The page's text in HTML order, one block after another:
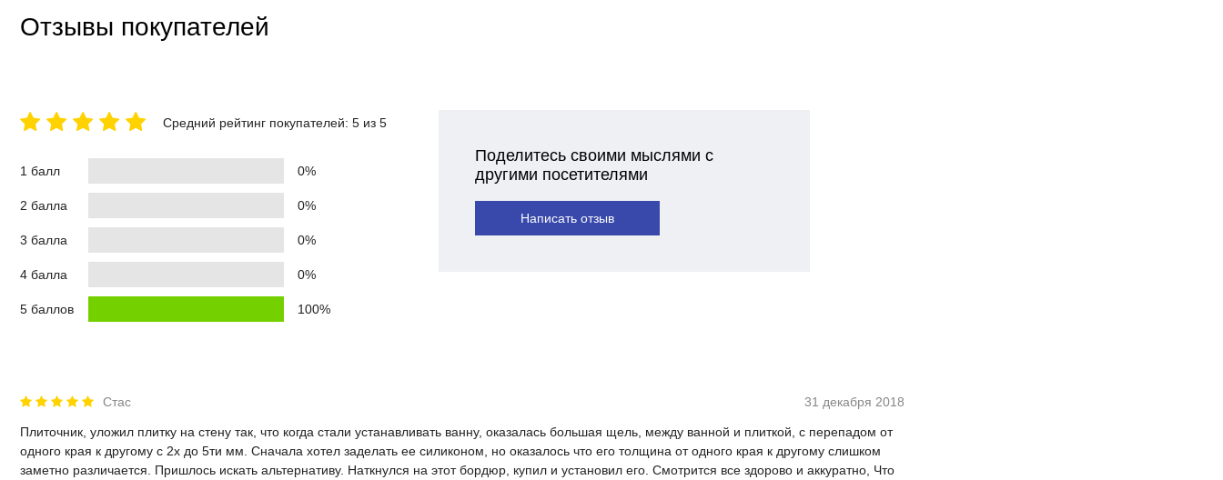
Отзывы покупателей
Средний рейтинг покупателей: 5 из 5
1 балл 0%
2 балла 0%
3 балла 0%
4 балла 0%
5 баллов 100%
Поделитесь своими мыслями с
другими посетителями
Написать отзыв
Стас 31 декабря 2018
Плиточник, уложил плитку на стену так, что когда стали устанавливать ванну, оказалась большая щель, между ванной и плиткой, с перепадом от
одного края к другому с 2х до 5ти мм. Сначала хотел заделать ее силиконом, но оказалось что его толщина от одного края к другому слишком
заметно различается. Пришлось искать альтернативу. Наткнулся на этот бордюр, купил и установил его. Смотрится все здорово и аккуратно, Что